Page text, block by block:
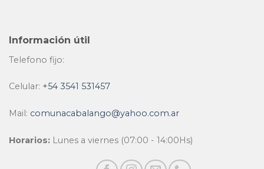
Información útil
Telefono fijo:
Celular: +54 3541 531457
Mail: comunacabalango@yahoo.com.ar
Horarios: Lunes a viernes (07:00 - 14:00Hs)